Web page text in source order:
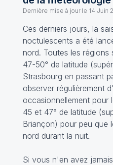
Dernière mise à jour le 14 Juin
Ces derniers jours, la
noctulescents a été
nord. Toutes les régions
47-50° de latitude
Strasbourg en passant
observer régulièrement
occasionnellement pour
45 et 47° de latitude
Briançon) pour peu que
nord durant la nuit.
Si vous n'en avez